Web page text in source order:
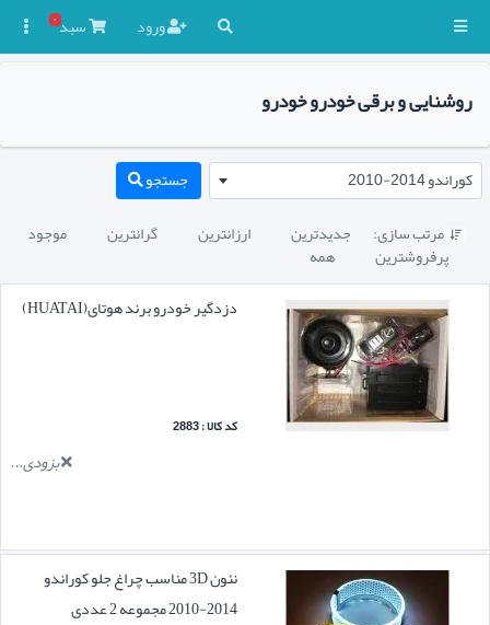
ورود سبد۰
روشنایی و برقی خودرو خودرو
کوراندو 2014-2010 جستجو
 مرتب سازی: جدیدترین ارزانترین گرانترین موجود
پرفروشترین
همه
دزدگیر خودرو برند هوتای(HUATAI)
کد کالا : 2883
بزودی...
نئون 3D مناسب چراغ جلو کوراندو
2014-2010 مجموعه 2 عددی